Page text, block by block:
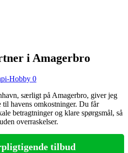
i Amagerbro
Hobby 0
særligt på Amagerbro, giver jeg
havens omkostninger. Du får
betragtninger og klare spørgsmål, så
overraskelser.
tilbud